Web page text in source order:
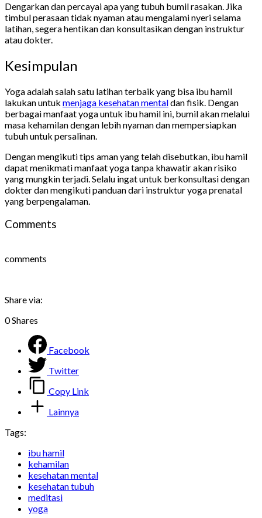
Dengarkan dan percayai apa yang tubuh bumil rasakan. Jika
timbul perasaan tidak nyaman atau mengalami nyeri selama
latihan, segera hentikan dan konsultasikan dengan instruktur
atau dokter.
Kesimpulan
Yoga adalah salah satu latihan terbaik yang bisa ibu hamil
lakukan untuk menjaga kesehatan mentaldan fisik. Dengan
berbagai manfaat yoga untuk ibu hamil ini, bumil akan melalui
masa kehamilan dengan lebih nyaman dan mempersiapkan
tubuh untuk persalinan.
Dengan mengikuti tips aman yang telah disebutkan, ibu hamil
dapat menikmati manfaat yoga tanpa khawatir akan risiko
yang mungkin terjadi. Selalu ingat untuk berkonsultasi dengan
dokter dan mengikuti panduan dari instruktur yoga prenatal
yang berpengalaman.
Comments
comments
Share via:
0Shares
Facebook
Twitter
Copy Link
Lainnya
Tags:
ibu hamil
kehamilan
kesehatan mental
kesehatan tubuh
meditasi
yoga